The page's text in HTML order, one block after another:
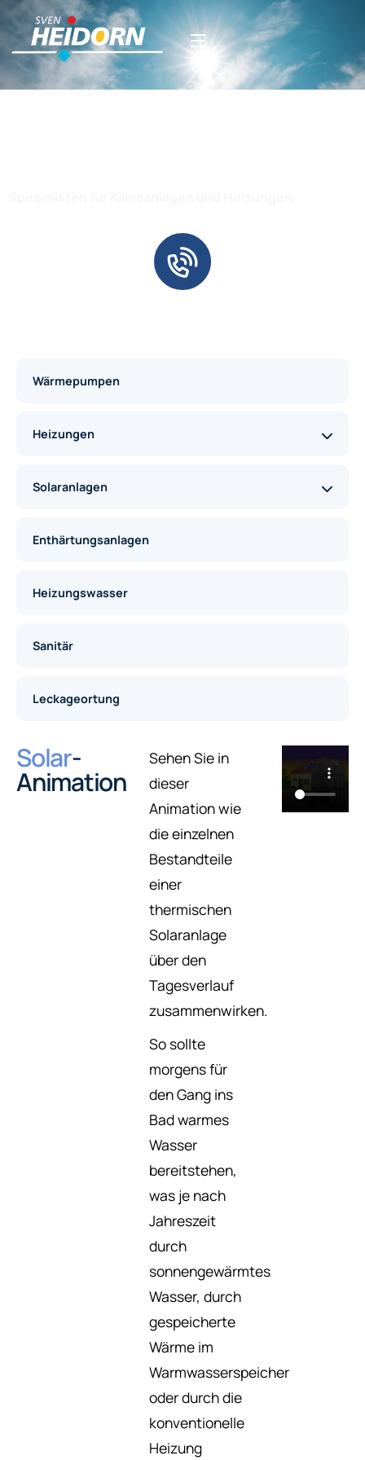
Wärmepumpen
Heizungen
Solaranlagen
Enthärtungsanlagen
Heizungswasser
Sanitär
Leckageortung
Solar-
Animation
Sehen Sie in
dieser
Animation wie
die einzelnen
Bestandteile
einer
thermischen
Solaranlage
über den
Tagesverlauf
zusammenwirken.
So sollte
morgens für
den Gang ins
Bad warmes
Wasser
bereitstehen,
was je nach
Jahreszeit
durch
sonnengewärmtes
Wasser, durch
gespeicherte
Wärme im
Warmwasserspeicher
oder durch die
konventionelle
Heizung